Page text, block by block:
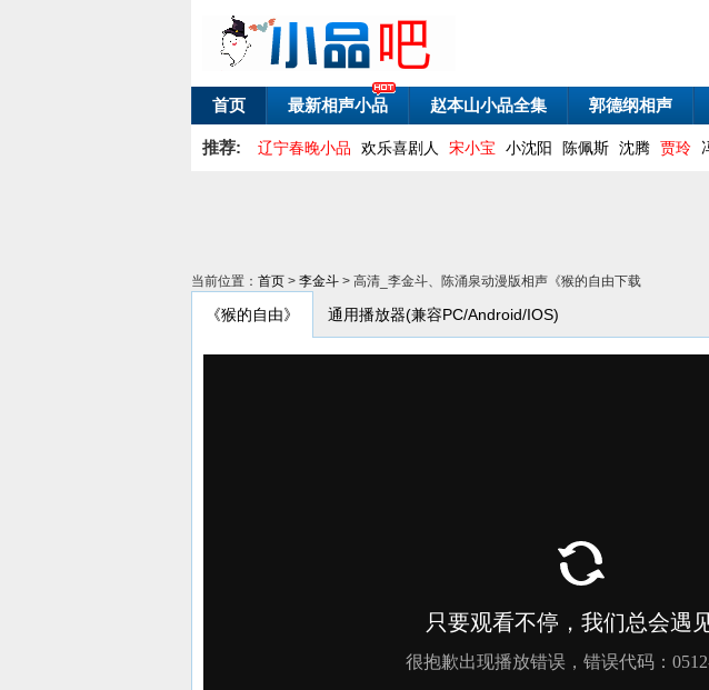
首页 最新相声小品 赵本山小品全集 郭德纲相声
推荐: 辽宁春晚小品 欢乐喜剧人 宋小宝 小沈阳 陈佩斯 沈腾 贾玲
当前位置： 首页 > 李金斗 > 高清_李金斗、陈涌泉动漫版相声《猴的自由下载
《猴的自由》 通用播放器(兼容PC/Android/IOS)